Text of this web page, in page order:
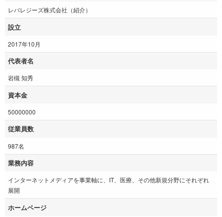
レバレジーズ株式会社（紹介）
設立
2017年10月
代表者名
岩槻 知秀
資本金
50000000
従業員数
987名
業務内容
インターネットメディアを事業軸に、IT、医療、その他新規分野にそれぞれ
展開
ホームページ